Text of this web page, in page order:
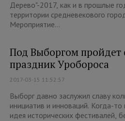
Дерево"-2017, как и в прошлые
территории средневекового
Мероприятие...
Под Выборгом пройдет
праздник Уробороса
2017-03-15 11:52:57
Выборг давно заслужил славу
инициатив и инноваций. Когда-
идея исторических фестивалей,